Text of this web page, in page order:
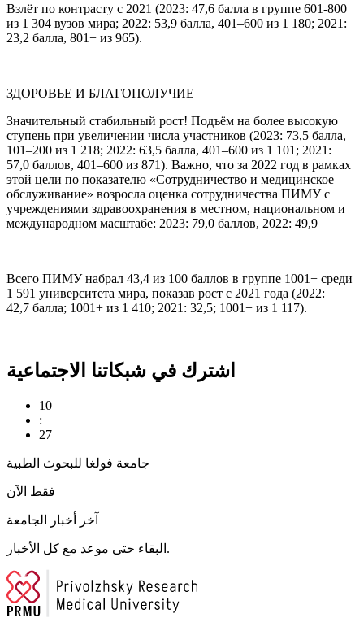
Взлёт по контрасту с 2021 (2023: 47,6 балла в группе 601-800
из 1 304 вузов мира; 2022: 53,9 балла, 401–600 из 1 180; 2021:
23,2 балла, 801+ из 965).
ЗДОРОВЬЕ И БЛАГОПОЛУЧИЕ
Значительный стабильный рост! Подъём на более высокую
ступень при увеличении числа участников (2023: 73,5 балла,
101–200 из 1 218; 2022: 63,5 балла, 401–600 из 1 101; 2021:
57,0 баллов, 401–600 из 871). Важно, что за 2022 год в рамках
этой цели по показателю «Сотрудничество и медицинское
обслуживание» возросла оценка сотрудничества ПИМУ с
учреждениями здравоохранения в местном, национальном и
международном масштабе: 2023: 79,0 баллов, 2022: 49,9
Всего ПИМУ набрал 43,4 из 100 баллов в группе 1001+ среди
1 591 университета мира, показав рост с 2021 года (2022:
42,7 балла; 1001+ из 1 410; 2021: 32,5; 1001+ из 1 117).
اشترك في شبكاتنا الاجتماعية
10
:
27
جامعة فولغا للبحوث الطبية
فقط الآن
آخر أخبار الجامعة
البقاء حتى موعد مع كل الأخبار.